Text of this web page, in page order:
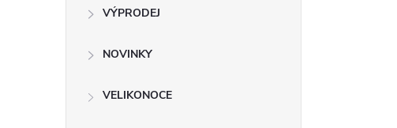
VÝPRODEJ
NOVINKY
VELIKONOCE